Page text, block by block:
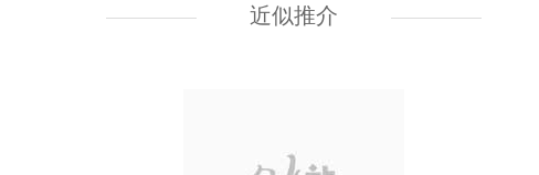
近似推介
5,480.00